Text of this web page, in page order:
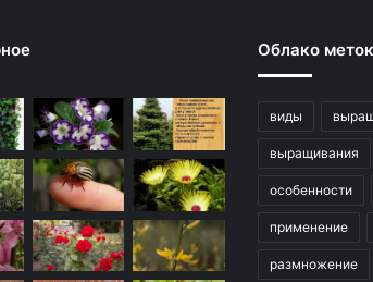
Облако меток
виды
выращивания
особенности
применение
размножение